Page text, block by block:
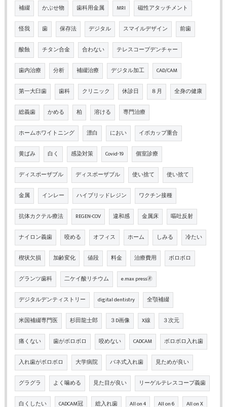
補綴 かぶせ物 歯科用金属 MRI 磁性アタッチメント
怪我 歯 保存法 デジタル スマイルデザイン 前歯
酸蝕 チタン合金 合わない テレスコープデンチャー
歯内治療 分析 補綴治療 デジタル加工 CAD/CAM
第一大臼歯 歯科 クリニック 休診日 ８月 全身の健康
総義歯 かめる 柏 溶ける 専門治療
ホームホワイトニング 漂白 におい イボカップ重合
黄ばみ 白く 感染対策 Covid-19 個室診療
ディスポーザブル ディスポーザブル 使い捨て 使い捨て
金属 インレー ハイブリッドレジン ワクチン接種
抗体カクテル療法 REGEN-COV 違和感 金属床 嘔吐反射
ナイロン義歯 咬める オフィス ホーム しみる 冷たい
楔状欠損 加齢変化 値段 料金 治療費用 ボロボロ
グランツ歯科 二ケイ酸リチウム e.max press🄬
デジタルデンティストリー digital dentistry 全顎補綴
米国補綴専門医 杉田龍士郎 ３D画像 X線 ３次元
痛くない 歯がボロボロ 咬めない CADCAM ボロボロ入れ歯
入れ歯がボロボロ 大学病院 バネ式入れ歯 見ためが良い
グラグラ よく噛める 見た目が良い リーゲルテレスコープ義歯
白くしたい CADCAM冠 総入れ歯 All on 4 All on 6 All on X